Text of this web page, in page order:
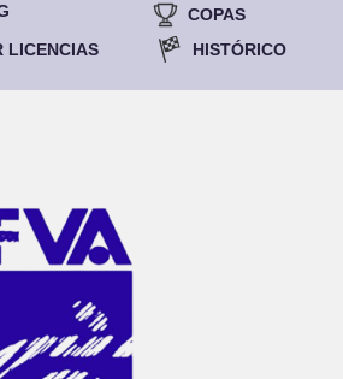
COPAS
LICENCIAS
HISTÓRICO